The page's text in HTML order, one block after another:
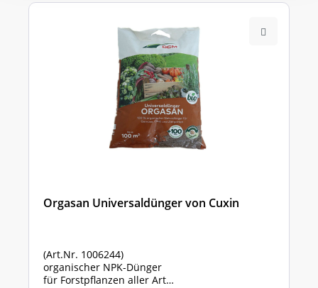
Orgasan Universaldünger von Cuxin
(Art.Nr. 1006244)
organischer NPK-Dünger
für Forstpflanzen aller Art